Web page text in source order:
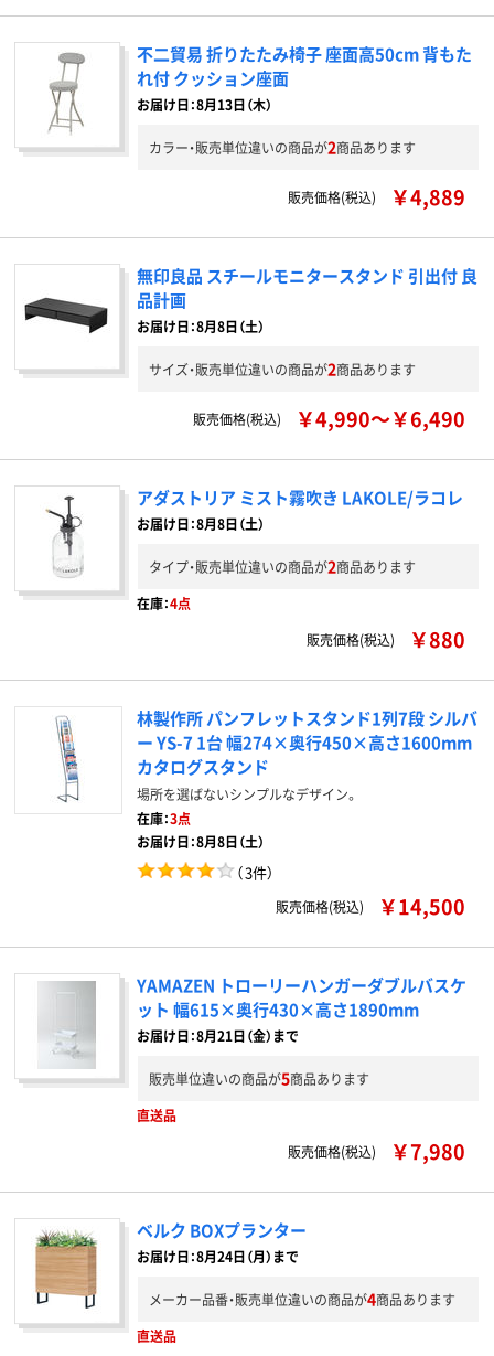
不二貿易 折りたたみ椅子 座面高50cm 背もた
れ付 クッション座面
お届け日：8月13日（木）
カラー・販売単位違いの商品が2商品あります
販売価格(税込) ￥4,889
無印良品 スチールモニタースタンド 引出付 良
品計画
お届け日：8月8日（土）
サイズ・販売単位違いの商品が2商品あります
販売価格(税込) ￥4,990～￥6,490
アダストリア ミスト霧吹き LAKOLE/ラコレ
お届け日：8月8日（土）
タイプ・販売単位違いの商品が2商品あります
在庫：4点
販売価格(税込)
￥880
林製作所 パンフレットスタンド1列7段 シルバ
ー YS-7 1台 幅274×奥行450×高さ1600mm
カタログスタンド
場所を選ばないシンプルなデザイン。
在庫：3点
お届け日：8月8日（土）
（3件）
販売価格(税込) ￥14,500
YAMAZEN トローリーハンガーダブルバスケ
ット 幅615×奥行430×高さ1890mm
お届け日：8月21日（金）まで
販売単位違いの商品が5商品あります
直送品
販売価格(税込)
￥7,980
ベルク BOXプランター
お届け日：8月24日（月）まで
メーカー品番・販売単位違いの商品が4商品あります
直送品